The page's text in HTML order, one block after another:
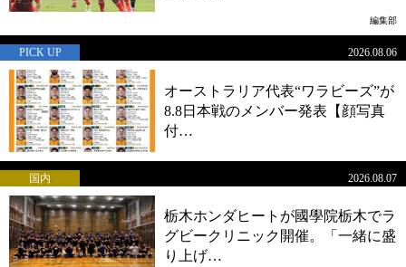
編集部
オーストラリア代表“ワラビーズ”が
8.8日本戦のメンバー発表【顔写真
付…
PICK UP 2026.08.06
栃木ホンダヒートが國學院栃木でラ
グビークリニック開催。「一緒に盛
り上げ…
国内 2026.08.07